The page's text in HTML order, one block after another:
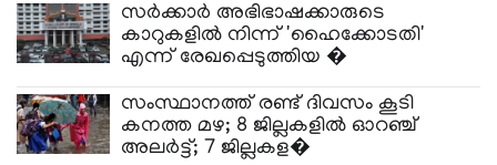
സർക്കാർ അഭിഭാഷക്കാരുടെ
കാറുകളിൽ നിന്ന് 'ഹൈക്കോടതി'
എന്ന് രേഖപ്പെടുത്തിയ �
സംസ്ഥാനത്ത് രണ്ട് ദിവസം കൂടി
കനത്ത മഴ; 8 ജില്ലകളിൽ ഓറഞ്ച്
അലർട്ട്; 7 ജില്ലകള�